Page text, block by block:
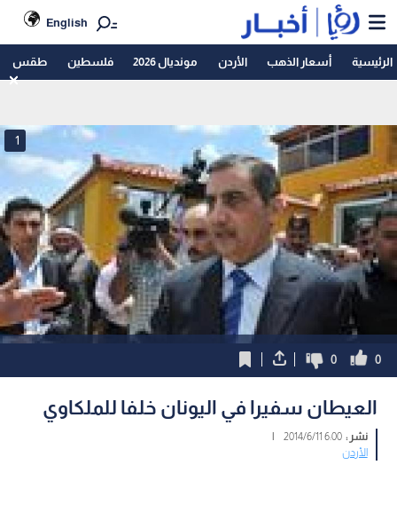
English
الرئيسية أسعار الذهب الأردن مونديال 2026 فلسطين طقس
1
0
0
العيطان سفيرا في اليونان خلفا للملكاوي
نشر :6:00 2014/6/11
|
الأردن